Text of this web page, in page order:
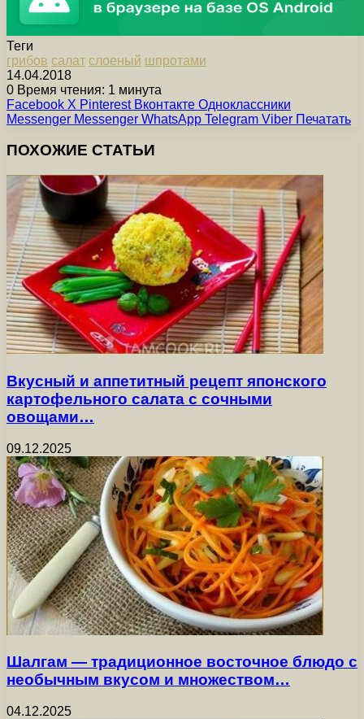
Теги
грибов салат слоеный шпротами
14.04.2018
0 Время чтения: 1 минута
Facebook X Pinterest Вконтакте Одноклассники
Messenger Messenger WhatsApp Telegram Viber Печатать
ПОХОЖИЕ СТАТЬИ
Вкусный и аппетитный рецепт японского
картофельного салата с сочными
овощами…
09.12.2025
Шалгам — традиционное восточное блюдо с
необычным вкусом и множеством…
04.12.2025